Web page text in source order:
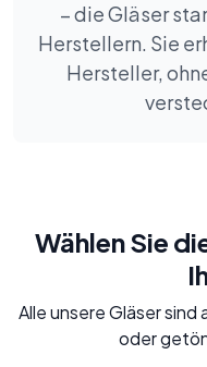
– die Gläser
Herstellern. Sie
Hersteller,
Wählen Sie
Alle unsere Gläser sind
oder